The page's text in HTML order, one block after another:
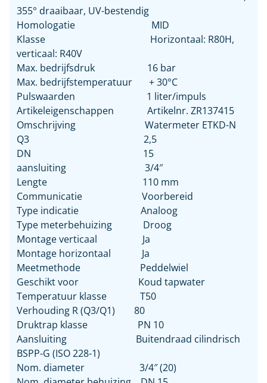
355° draaibaar, UV-bestendig
Homologatie MID
Klasse Horizontaal: R80H,
verticaal: R40V
Max. bedrijfsdruk 16 bar
Max. bedrijfstemperatuur + 30°C
Pulswaarden 1 liter/impuls
Artikeleigenschappen Artikelnr. ZR137415
Omschrijving Watermeter ETKD-N
Q3 2,5
DN 15
aansluiting 3/4″
Lengte 110 mm
Communicatie Voorbereid
Type indicatie Analoog
Type meterbehuizing Droog
Montage verticaal Ja
Montage horizontaal Ja
Meetmethode Peddelwiel
Geschikt voor Koud tapwater
Temperatuur klasse T50
Verhouding R (Q3/Q1) 80
Druktrap klasse PN 10
Aansluiting Buitendraad cilindrisch
BSPP-G (ISO 228-1)
Nom. diameter 3/4″ (20)